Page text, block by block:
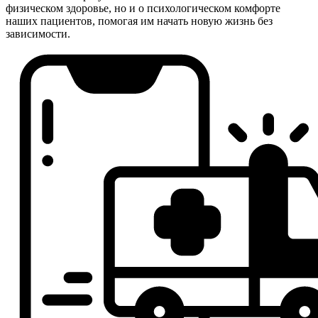
физическом здоровье, но и о психологическом комфорте
наших пациентов, помогая им начать новую жизнь без
зависимости.